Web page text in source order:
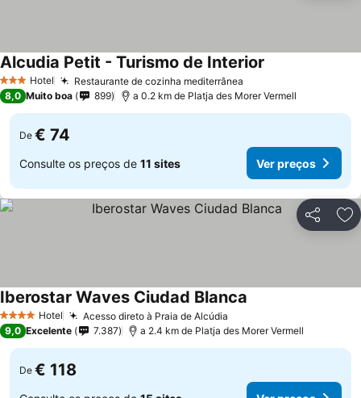
3 EstrelasHotel Restaurante de cozinha mediterrânea
Alcudia Petit - Turismo de Interior
8,0 Muito boa 899 a 0.2 km de Platja des Morer Vermell
De € 74
Consulte os preços de 11 sites Ver preços
Partilhar
4 EstrelasHotel Acesso direto à Praia de Alcúdia
Iberostar Waves Ciudad Blanca
9,0 Excelente 7.387 a 2.4 km de Platja des Morer Vermell
De € 118